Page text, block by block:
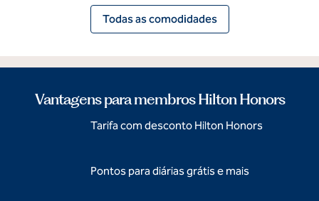
Todas as comodidades
Vantagens para membros Hilton Honors
Tarifa com desconto Hilton Honors
Pontos para diárias grátis e mais